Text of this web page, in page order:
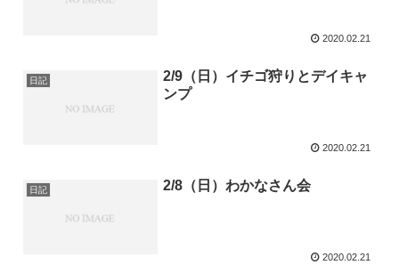
2020.02.21
日記
2/9（日）イチゴ狩りとデイキャ
ンプ
2020.02.21
日記 2/8（日）わかなさん会
2020.02.21